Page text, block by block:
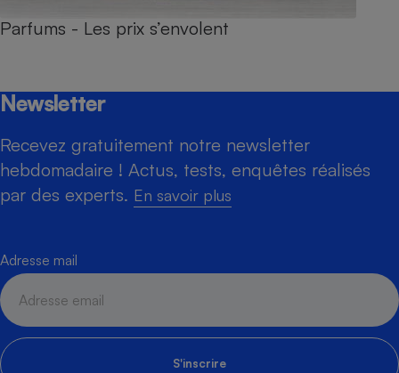
Parfums - Les prix s’envolent
Newsletter
Recevez gratuitement notre newsletter
hebdomadaire ! Actus, tests, enquêtes réalisés
par des experts. En savoir plus
Adresse mail
S'inscrire